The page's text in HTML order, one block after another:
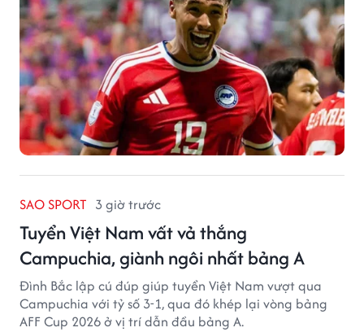
SAO SPORT 3 giờ trước
Tuyển Việt Nam vất vả thắng
Campuchia, giành ngôi nhất bảng A
Đình Bắc lập cú đúp giúp tuyển Việt Nam vượt qua
Campuchia với tỷ số 3-1, qua đó khép lại vòng bảng
AFF Cup 2026 ở vị trí dẫn đầu bảng A.